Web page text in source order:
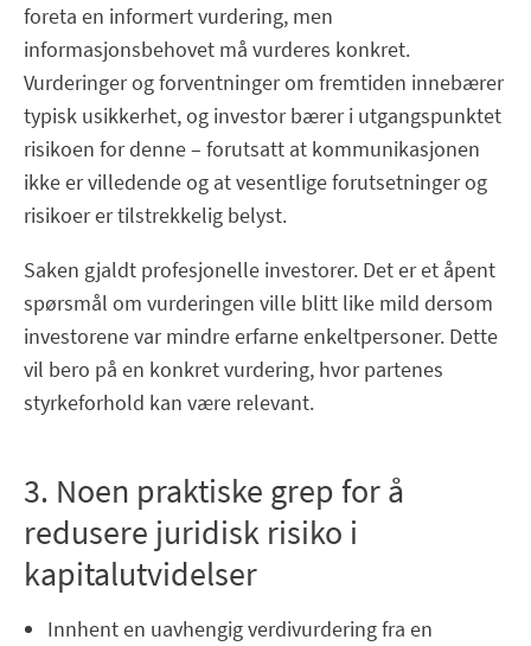
foreta en informert vurdering, men
informasjonsbehovet må vurderes konkret.
Vurderinger og forventninger om fremtiden innebærer
typisk usikkerhet, og investor bærer i utgangspunktet
risikoen for denne – forutsatt at kommunikasjonen
ikke er villedende og at vesentlige forutsetninger og
risikoer er tilstrekkelig belyst.
Saken gjaldt profesjonelle investorer. Det er et åpent
spørsmål om vurderingen ville blitt like mild dersom
investorene var mindre erfarne enkeltpersoner. Dette
vil bero på en konkret vurdering, hvor partenes
styrkeforhold kan være relevant.
3. Noen praktiske grep for å
redusere juridisk risiko i
kapitalutvidelser
Innhent en uavhengig verdivurdering fra en